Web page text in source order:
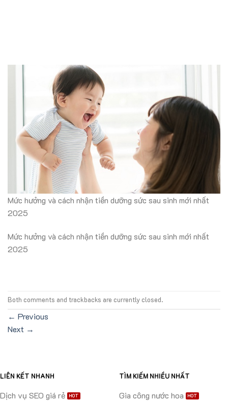
Mức hưởng và cách nhận tiền dưỡng sức sau sinh mới nhất
2025
Mức hưởng và cách nhận tiền dưỡng sức sau sinh mới nhất
2025
Both comments and trackbacks are currently closed.
← Previous
Next →
LIÊN KẾT NHANH
Dịch vụ SEO giá rẻ
TÌM KIẾM NHIỀU NHẤT
Gia công nước hoa